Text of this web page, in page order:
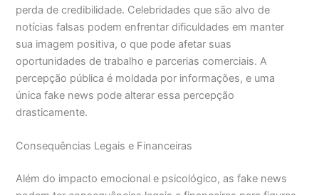
perda de credibilidade. Celebridades que são alvo de
notícias falsas podem enfrentar dificuldades em manter
sua imagem positiva, o que pode afetar suas
oportunidades de trabalho e parcerias comerciais. A
percepção pública é moldada por informações, e uma
única fake news pode alterar essa percepção
drasticamente.
Consequências Legais e Financeiras
Além do impacto emocional e psicológico, as fake news